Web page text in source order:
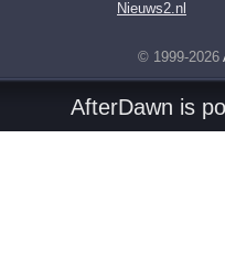
Nieuws2.nl
© 1999-2026
AfterDawn is